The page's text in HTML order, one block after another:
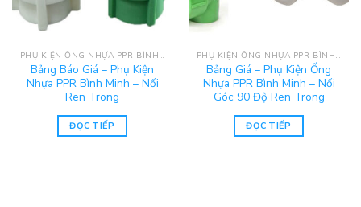
PHỤ KIỆN ỐNG NHỰA PPR BÌNH MINH
Bảng Báo Giá – Phụ Kiện
Nhựa PPR Bình Minh – Nối
Ren Trong
ĐỌC TIẾP
PHỤ KIỆN ỐNG NHỰA PPR BÌNH MINH
Bảng Giá – Phụ Kiện Ống
Nhựa PPR Bình Minh – Nối
Góc 90 Độ Ren Trong
ĐỌC TIẾP